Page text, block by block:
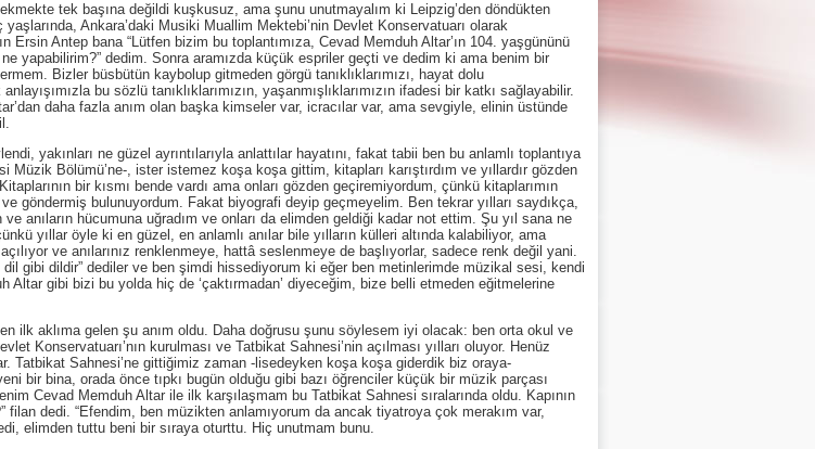
tek başına değildi kuşkusuz, ama şunu unutmayalım ki Leipzig’den döndükten
Ankara’daki Musiki Muallim Mektebi’nin Devlet Konservatuarı olarak
Antep bana “Lütfen bizim bu toplantımıza, Cevad Memduh Altar’ın 104. yaşgününü
yapabilirim?” dedim. Sonra aramızda küçük espriler geçti ve dedim ki ama benim bir
Bizler büsbütün kaybolup gitmeden görgü tanıklıklarımızı, hayat dolu
bu sözlü tanıklıklarımızın, yaşanmışlıklarımızın ifadesi bir katkı sağlayabilir.
daha fazla anım olan başka kimseler var, icracılar var, ama sevgiyle, elinin üstünde
ne güzel ayrıntılarıyla anlattılar hayatını, fakat tabii ben bu anlamlı toplantıya
Bölümü’ne-, ister istemez koşa koşa gittim, kitapları karıştırdım ve yıllardır gözden
bir kısmı bende vardı ama onları gözden geçiremiyordum, çünkü kitaplarımın
göndermiş bulunuyordum. Fakat biyografi deyip geçmeyelim. Ben tekrar yılları saydıkça,
ve anıların hücumuna uğradım ve onları da elimden geldiği kadar not ettim. Şu yıl sana ne
yıllar öyle ki en güzel, en anlamlı anılar bile yılların külleri altında kalabiliyor, ama
ve anılarınız renklenmeye, hattâ seslenmeye de başlıyorlar, sadece renk değil yani.
gibi dildir” dediler ve ben şimdi hissediyorum ki eğer ben metinlerimde müzikal sesi, kendi
gibi bizi bu yolda hiç de ‘çaktırmadan’ diyeceğim, bize belli etmeden eğitmelerine
aklıma gelen şu anım oldu. Daha doğrusu şunu söylesem iyi olacak: ben orta okul ve
Konservatuarı’nın kurulması ve Tatbikat Sahnesi’nin açılması yılları oluyor. Henüz
Tatbikat Sahnesi’ne gittiğimiz zaman -lisedeyken koşa koşa giderdik biz oraya-
bir bina, orada önce tıpkı bugün olduğu gibi bazı öğrenciler küçük bir müzik parçası
Cevad Memduh Altar ile ilk karşılaşmam bu Tatbikat Sahnesi sıralarında oldu. Kapının
filan dedi. “Efendim, ben müzikten anlamıyorum da ancak tiyatroya çok merakım var,
elimden tuttu beni bir sıraya oturttu. Hiç unutmam bunu.